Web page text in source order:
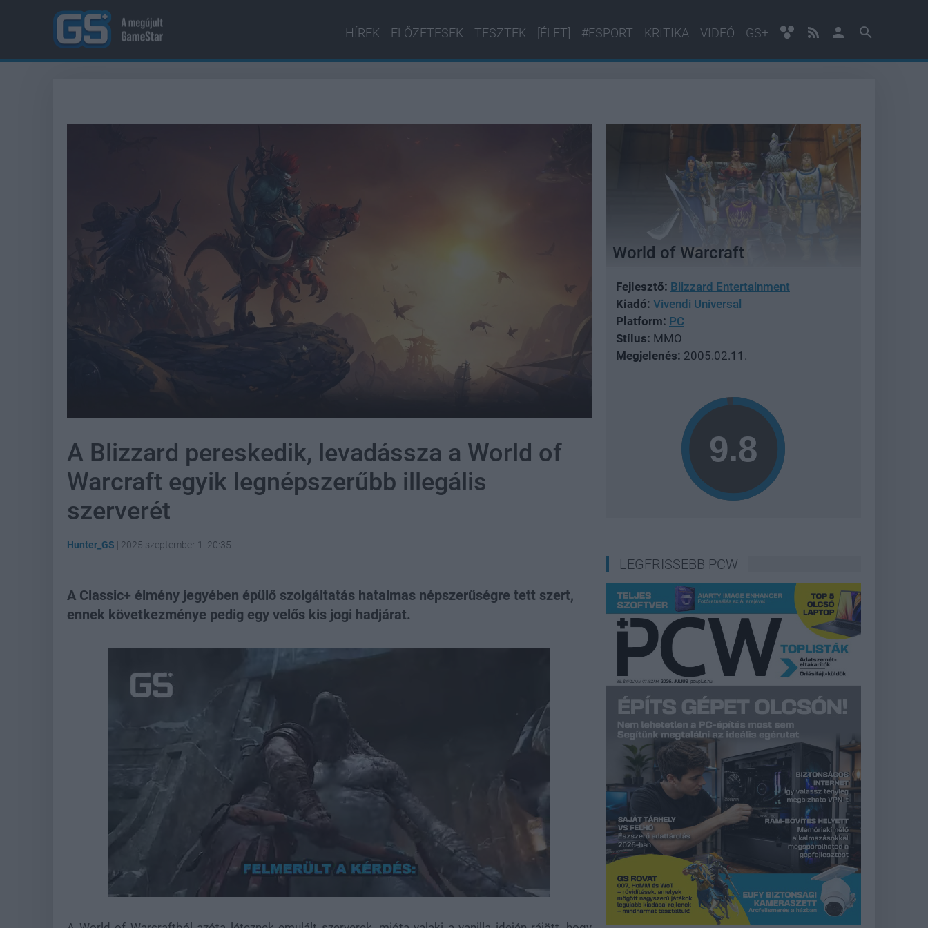
HÍREK ELŐZETESEK TESZTEK [ÉLET] #ESPORT KRITIKA VIDEÓ GS+
A Blizzard pereskedik, levadássza a World of
Warcraft egyik legnépszerűbb illegális
szerverét
Hunter_GS | 2025 szeptember 1. 20:35
A Classic+ élmény jegyében épülő szolgáltatás hatalmas népszerűségre tett szert,
ennek következménye pedig egy velős kis jogi hadjárat.
21.86%
World of Warcraft
Fejlesztő: Blizzard Entertainment
Kiadó: Vivendi Universal
Platform: PC
Stílus: MMO
Megjelenés: 2005.02.11.
LEGFRISSEBB PCW